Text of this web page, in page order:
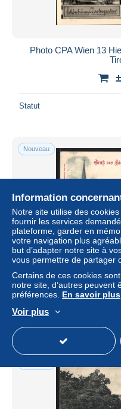
Photo CPA Wien 13
Statut
Nouveau
AK Wien,
±
Information
Notre site utilise des
fournir les services
plateforme, garder en
votre navigation plus
but d’adapter notre site à
vous permettre de partager
Certains de ces cookies
notre site, d’autres peuvent
préférences. En savoir plus
Voir plus